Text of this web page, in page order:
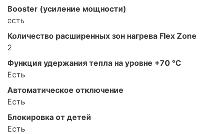
Booster (усиление мощности)
есть
Количество расширенных зон нагрева Flex Zone
2
Функция удержания тепла на уровне +70 °С
Есть
Автоматическое отключение
Есть
Блокировка от детей
Есть